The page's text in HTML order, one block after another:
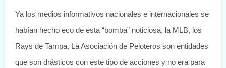
Ya los medios informativos nacionales e internacionales se
habían hecho eco de esta “bomba” noticiosa, la MLB, los
Rays de Tampa, La Asociación de Peloteros son entidades
que son drásticos con este tipo de acciones y no era para